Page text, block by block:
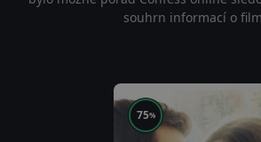
souhrn informací o
75%